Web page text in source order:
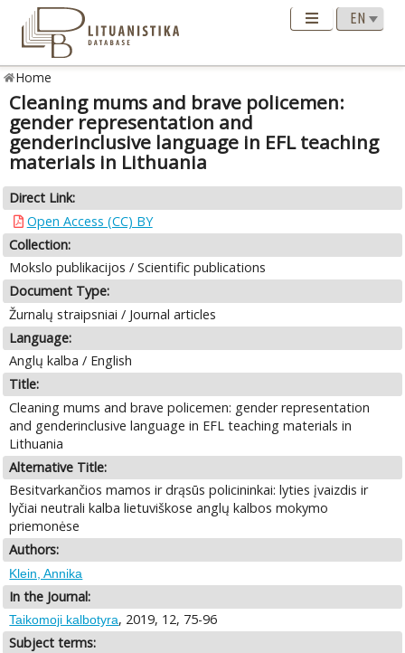
Home
Cleaning mums and brave policemen:
gender representation and
genderinclusive language in EFL teaching
materials in Lithuania
Direct Link:
Open Access (CC) BY
Collection:
Mokslo publikacijos / Scientific publications
Document Type:
Žurnalų straipsniai / Journal articles
Language:
Anglų kalba / English
Title:
Cleaning mums and brave policemen: gender representation
and genderinclusive language in EFL teaching materials in
Lithuania
Alternative Title:
Besitvarkančios mamos ir drąsūs policininkai: lyties įvaizdis ir
lyčiai neutrali kalba lietuviškose anglų kalbos mokymo
priemonėse
Authors:
Klein, Annika
In the Journal:
Taikomoji kalbotyra, 2019, 12, 75-96
Subject terms: